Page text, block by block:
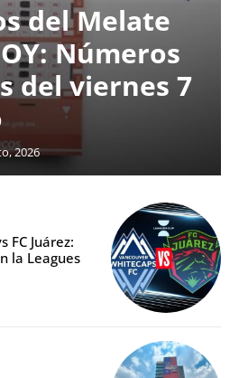
del Melate
Números
del viernes 7
2026
FC Juárez:
la Leagues